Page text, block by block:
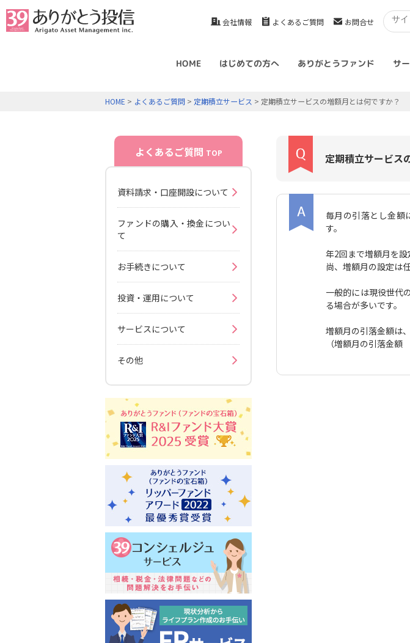
会社情報 よくあるご質問 お問合せ
HOME はじめての方へ ありがとうファンド サ
HOME > よくあるご質問 > 定期積立サービス > 定期積立サービスの増額月とは何ですか？
定期積立サービス
毎月の引落とし金額
す。
年2回まで増額月を設
尚、増額月の設定は
一般的には現役世代
る場合が多いです。
増額月の引落金額は
（増額月の引落金
よくあるご質問 TOP
資料請求・口座開設について
ファンドの購入・換金につい
て
お手続きについて
投資・運用について
サービスについて
その他